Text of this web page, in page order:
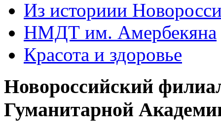
Из историии
НМДТ им. Амербекяна
Красота и здоровье
Новороссийский
Гуманитарной